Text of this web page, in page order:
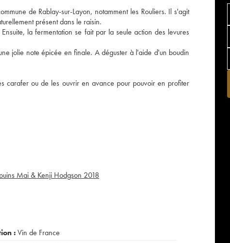
de Rablay-sur-Layon, notamment les Rouliers. Il s'agit
présent dans le raisin.
la fermentation se fait par la seule action des levures
jolie note épicée en finale. A déguster à l'aide d'un boudin
carafer ou de les ouvrir en avance pour pouvoir en profiter
Mai & Kenji Hodgson 2018
:Vin de France